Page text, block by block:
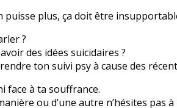
puisse plus, ça doit être
?
des idées suicidaires ?
ton suivi psy à cause des
face à ta souffrance.
ou d’une autre n’hésites pas